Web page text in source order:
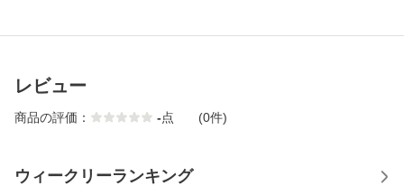
レビュー
商品の評価： -点 (0件)
ウィークリーランキング